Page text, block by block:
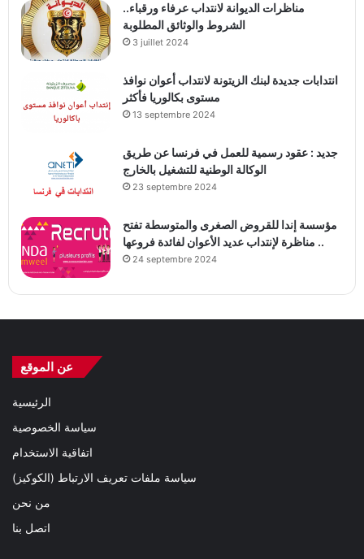
مناظرات الديوانة لانتداب عرفاء ورقباء..
الشروط والوثائق المطلوبة
3 juillet 2024
انتدابات جديدة لبنك الزيتونة لانتداب أعوان نوافذ
مستوى بكالوريا فأكثر
13 septembre 2024
جديد : عقود رسمية للعمل في فرنسا عن طريق
الوكالة الوطنية للتشغيل بالخارج
23 septembre 2024
مؤسسة إندا للقروض الصغرى والمتوسطة تفتح
مناظرة لإنتداب عديد الأعوان لفائدة فروعها ..
24 septembre 2024
عن الموقع
الرئيسية
سياسة الخصوصية
اتفاقية الاستخدام
سياسة ملفات تعريف الارتباط (الكوكيز)
من نحن
اتصل بنا